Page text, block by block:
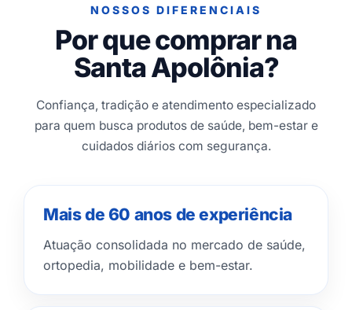
NOSSOS DIFERENCIAIS
Por que comprar na
Santa Apolônia?
Confiança, tradição e atendimento especializado
para quem busca produtos de saúde, bem-estar e
cuidados diários com segurança.
Mais de 60 anos de experiência
Atuação consolidada no mercado de saúde,
ortopedia, mobilidade e bem-estar.